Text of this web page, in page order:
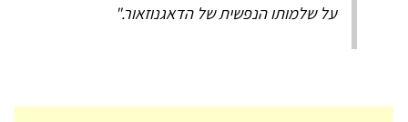
על שלמותו הנפשית של הדאגנוזאור."